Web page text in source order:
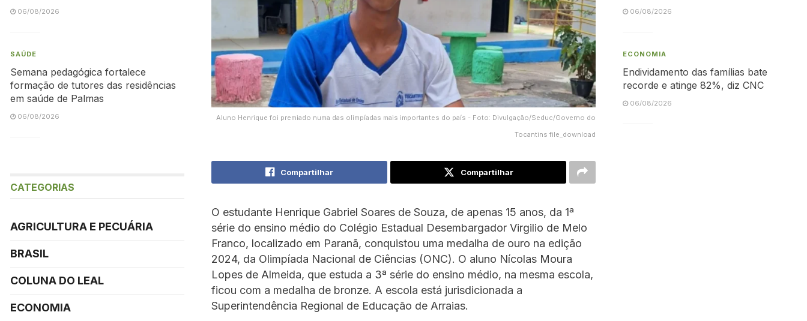
Aluno Henrique foi premiado numa das olimpíadas mais importantes do país - Foto: Divulgação/Seduc/Governo do
Tocantins file_download
Compartilhar Compartilhar
O estudante Henrique Gabriel Soares de Souza, de apenas 15 anos, da 1ª
série do ensino médio do Colégio Estadual Desembargador Virgilio de Melo
Franco, localizado em Paranã, conquistou uma medalha de ouro na edição
2024, da Olimpíada Nacional de Ciências (ONC). O aluno Nícolas Moura
Lopes de Almeida, que estuda a 3ª série do ensino médio, na mesma escola,
ficou com a medalha de bronze. A escola está jurisdicionada a
Superintendência Regional de Educação de Arraias.
06/08/2026
SAÚDE
Semana pedagógica fortalece
formação de tutores das residências
em saúde de Palmas
06/08/2026
CATEGORIAS
AGRICULTURA E PECUÁRIA
BRASIL
COLUNA DO LEAL
ECONOMIA
06/08/2026
ECONOMIA
Endividamento das famílias bate
recorde e atinge 82%, diz CNC
06/08/2026